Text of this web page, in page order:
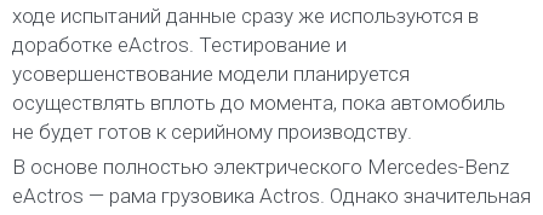
ходе испытаний данные сразу же используются в
доработке eActros. Тестирование и
усовершенствование модели планируется
осуществлять вплоть до момента, пока автомобиль
не будет готов к серийному производству.
В основе полностью электрического Mercedes-Benz
eActros — рама грузовика Actros. Однако значительная